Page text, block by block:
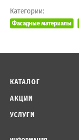
Категории:
Фасадные материалы
КАТАЛОГ
АКЦИИ
УСЛУГИ